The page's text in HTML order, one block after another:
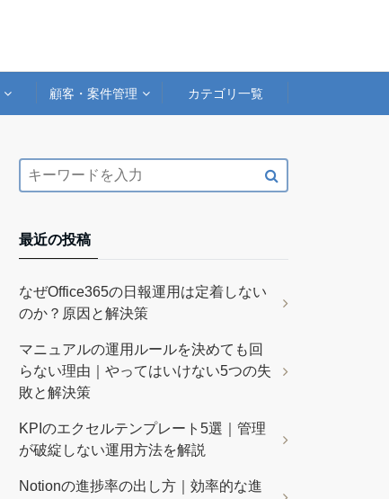
顧客・案件管理 カテゴリ一覧
最近の投稿
なぜOffice365の日報運用は定着しない
のか？原因と解決策
マニュアルの運用ルールを決めても回
らない理由｜やってはいけない5つの失
敗と解決策
KPIのエクセルテンプレート5選｜管理
が破綻しない運用方法を解説
Notionの進捗率の出し方｜効率的な進